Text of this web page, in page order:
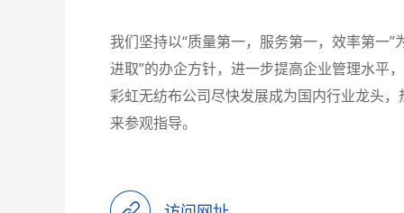
我们坚持以“质量第一，服务第一，效率第一”
进取”的办企方针，进一步提高企业管理水平
彩虹无纺布公司尽快发展成为国内行业龙头
来参观指导。